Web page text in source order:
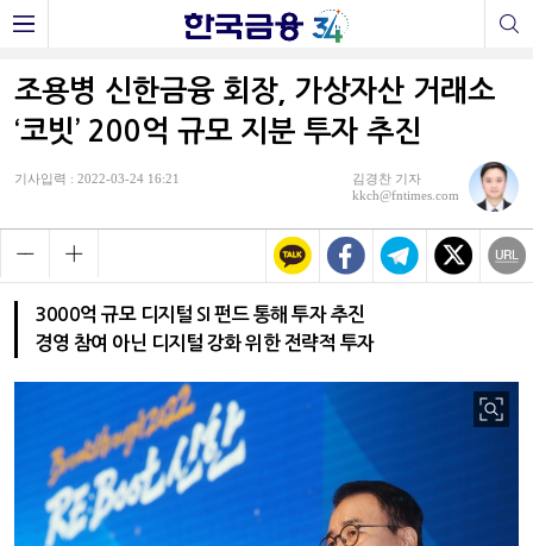
조용병 신한금융 회장, 가상자산 거래소
‘코빗’ 200억 규모 지분 투자 추진
기사입력 : 2022-03-24 16:21
김경찬 기자
kkch@fntimes.com
3000억 규모 디지털 SI 펀드 통해 투자 추진
경영 참여 아닌 디지털 강화 위한 전략적 투자